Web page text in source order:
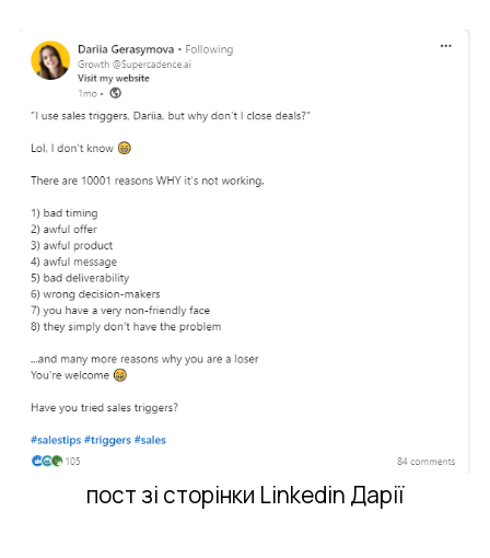
пост зі сторінки Linkedin Дарії